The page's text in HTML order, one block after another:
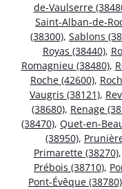
de-Vaulserre
Saint-Alban-de-
(38300), Sablons
Royas (38440),
Romagnieu (38480),
Roche (42600),
Vaugris (38121),
(38680), Renage
(38470), Quet-en-
(38950),
Primarette (38270),
Prébois (38710),
Pont-Évêque (38780)